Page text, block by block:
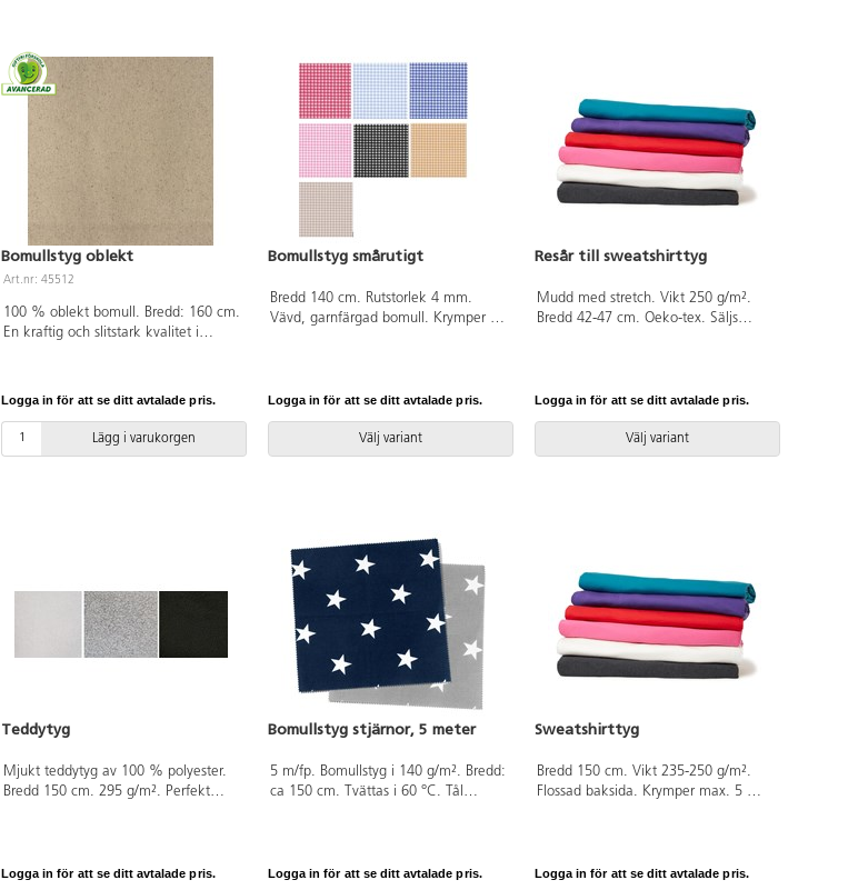
Bomullstyg oblekt
Art.nr: 45512
100 % oblekt bomull. Bredd: 160 cm.
En kraftig och slitstark kvalitet i
Endast hela meter. PVC-fri.
Logga in för att se ditt avtalade pris.
Lägg i varukorgen
Bomullstyg smårutigt
Bredd 140 cm. Rutstorlek 4 mm.
Vävd, garnfärgad bomull. Krymper 3-
(Standard 100).
Logga in för att se ditt avtalade pris.
Välj variant
Resår till sweatshirttyg
Mudd med stretch. Vikt 250 g/m².
Bredd 42-47 cm. Oeko-tex. Säljs
Logga in för att se ditt avtalade pris.
Välj variant
Teddytyg
Mjukt teddytyg av 100 % polyester.
Bredd 150 cm. 295 g/m². Perfekt
Logga in för att se ditt avtalade pris.
Bomullstyg stjärnor, 5 meter
5 m/fp. Bomullstyg i 140 g/m². Bredd:
ca 150 cm. Tvättas i 60 °C. Tål
Logga in för att se ditt avtalade pris.
Sweatshirttyg
Bredd 150 cm. Vikt 235-250 g/m².
Flossad baksida. Krymper max. 5 %.
Logga in för att se ditt avtalade pris.